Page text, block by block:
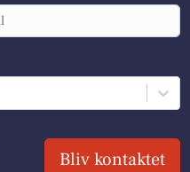
Bliv kontaktet